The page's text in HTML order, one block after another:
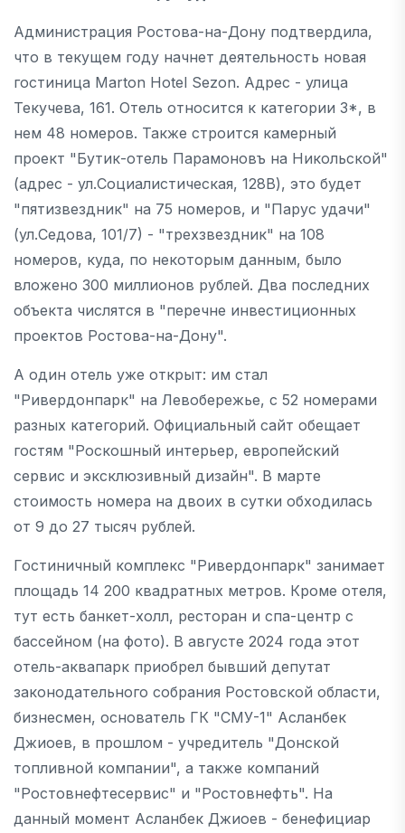
Администрация Ростова-на-Дону подтвердила,
что в текущем году начнет деятельность новая
гостиница Marton Hotel Sezon. Адрес - улица
Текучева, 161. Отель относится к категории 3*, в
нем 48 номеров. Также строится камерный
проект "Бутик-отель Парамоновъ на Никольской"
(адрес - ул.Социалистическая, 128В), это будет
"пятизвездник" на 75 номеров, и "Парус удачи"
(ул.Седова, 101/7) - "трехзвездник" на 108
номеров, куда, по некоторым данным, было
вложено 300 миллионов рублей. Два последних
объекта числятся в "перечне инвестиционных
проектов Ростова-на-Дону".
А один отель уже открыт: им стал
"Ривердонпарк" на Левобережье, с 52 номерами
разных категорий. Официальный сайт обещает
гостям "Роскошный интерьер, европейский
сервис и эксклюзивный дизайн". В марте
стоимость номера на двоих в сутки обходилась
от 9 до 27 тысяч рублей.
Гостиничный комплекс "Ривердонпарк" занимает
площадь 14 200 квадратных метров. Кроме отеля,
тут есть банкет-холл, ресторан и спа-центр с
бассейном (на фото). В августе 2024 года этот
отель-аквапарк приобрел бывший депутат
законодательного собрания Ростовской области,
бизнесмен, основатель ГК "СМУ-1" Асланбек
Джиоев, в прошлом - учредитель "Донской
топливной компании", а также компаний
"Ростовнефтесервис" и "Ростовнефть". На
данный момент Асланбек Джиоев - бенефициар